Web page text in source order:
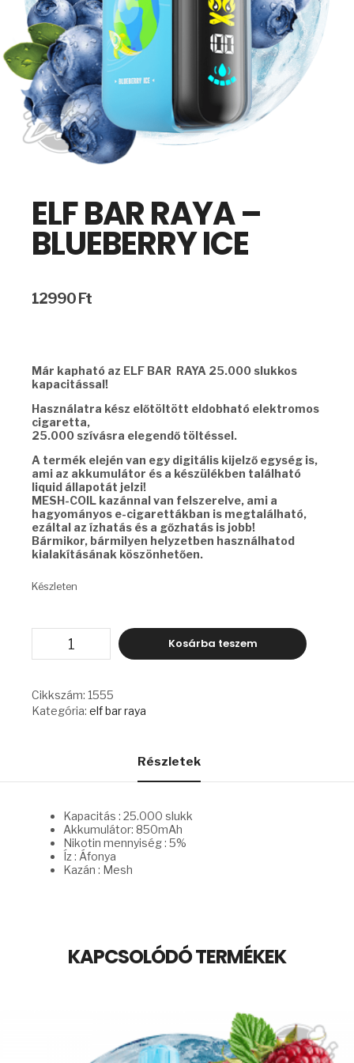
ELF BAR RAYA –
BLUEBERRY ICE
12990 Ft
Már kapható az ELF BAR RAYA 25.000 slukkos
kapacitással!
Használatra kész előtöltött eldobható elektromos
cigaretta,
25.000 szívásra elegendő töltéssel.
A termék elején van egy digitális kijelző egység is,
ami az akkumulátor és a készülékben található
liquid állapotát jelzi!
MESH-COIL kazánnal van felszerelve, ami a
hagyományos e-cigarettákban is megtalálható,
ezáltal az ízhatás és a gőzhatás is jobb!
Bármikor, bármilyen helyzetben használhatod
kialakításának köszönhetően.
Készleten
RAYA
BLUEBERRY
ICE
mennyiség
Kosárba teszem
Cikkszám: 1555
Kategória: elf bar raya
Részletek
Kapacitás : 25.000 slukk
Akkumulátor: 850mAh
Nikotin mennyiség : 5%
Íz : Áfonya
Kazán : Mesh
KAPCSOLÓDÓ TERMÉKEK